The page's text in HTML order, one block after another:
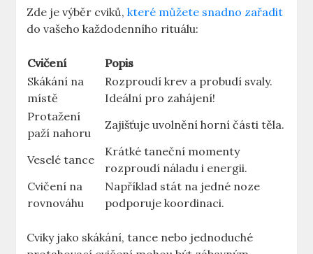
Zde je výběr cviků,které můžete snadno zařadit
do vašeho každodenního rituálu:
Cvičení
Popis
Skákání na
místě
Rozproudí krev a probudí svaly.
Ideální pro zahájení!
Protažení
paží nahoru
Zajišťuje uvolnění horní části těla.
Veselé tance
Krátké taneční momenty
rozproudí náladu i energii.
Cvičení na
rovnováhu
Například stát na jedné noze
podporuje koordinaci.
Cviky jako skákání, tance nebo jednoduché